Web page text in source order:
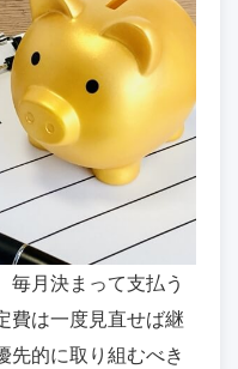
毎月決まって支払う
費は一度見直せば継
先的に取り組むべき